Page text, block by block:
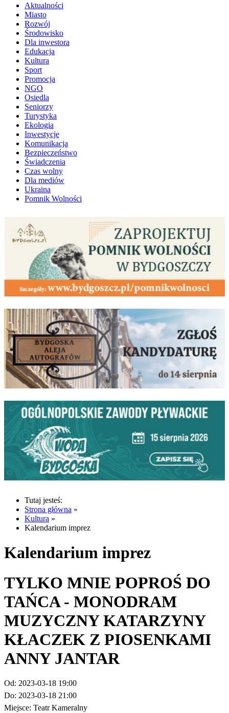
Aktualności
Miasto
Rozwój
Środowisko
Dla inwestora
Edukacja
Kultura
Sport
Promocja
NGO
Osiedla
Seniorzy
Turystyka
Ekologia
Inwestycje
Komunikacja
Bezpieczeństwo
Świadczenia
Czas wolny
Dla mediów
Ukraina
Pomnik Wolności
Tutaj jesteś:
Strona główna »
Kultura »
Kalendarium imprez
Kalendarium imprez
TYLKO MNIE POPROŚ DO
TAŃCA - MONODRAM
MUZYCZNY KATARZYNY
KŁACZEK Z PIOSENKAMI
ANNY JANTAR
Od: 2023-03-18 19:00
Do: 2023-03-18 21:00
Miejsce: Teatr Kameralny